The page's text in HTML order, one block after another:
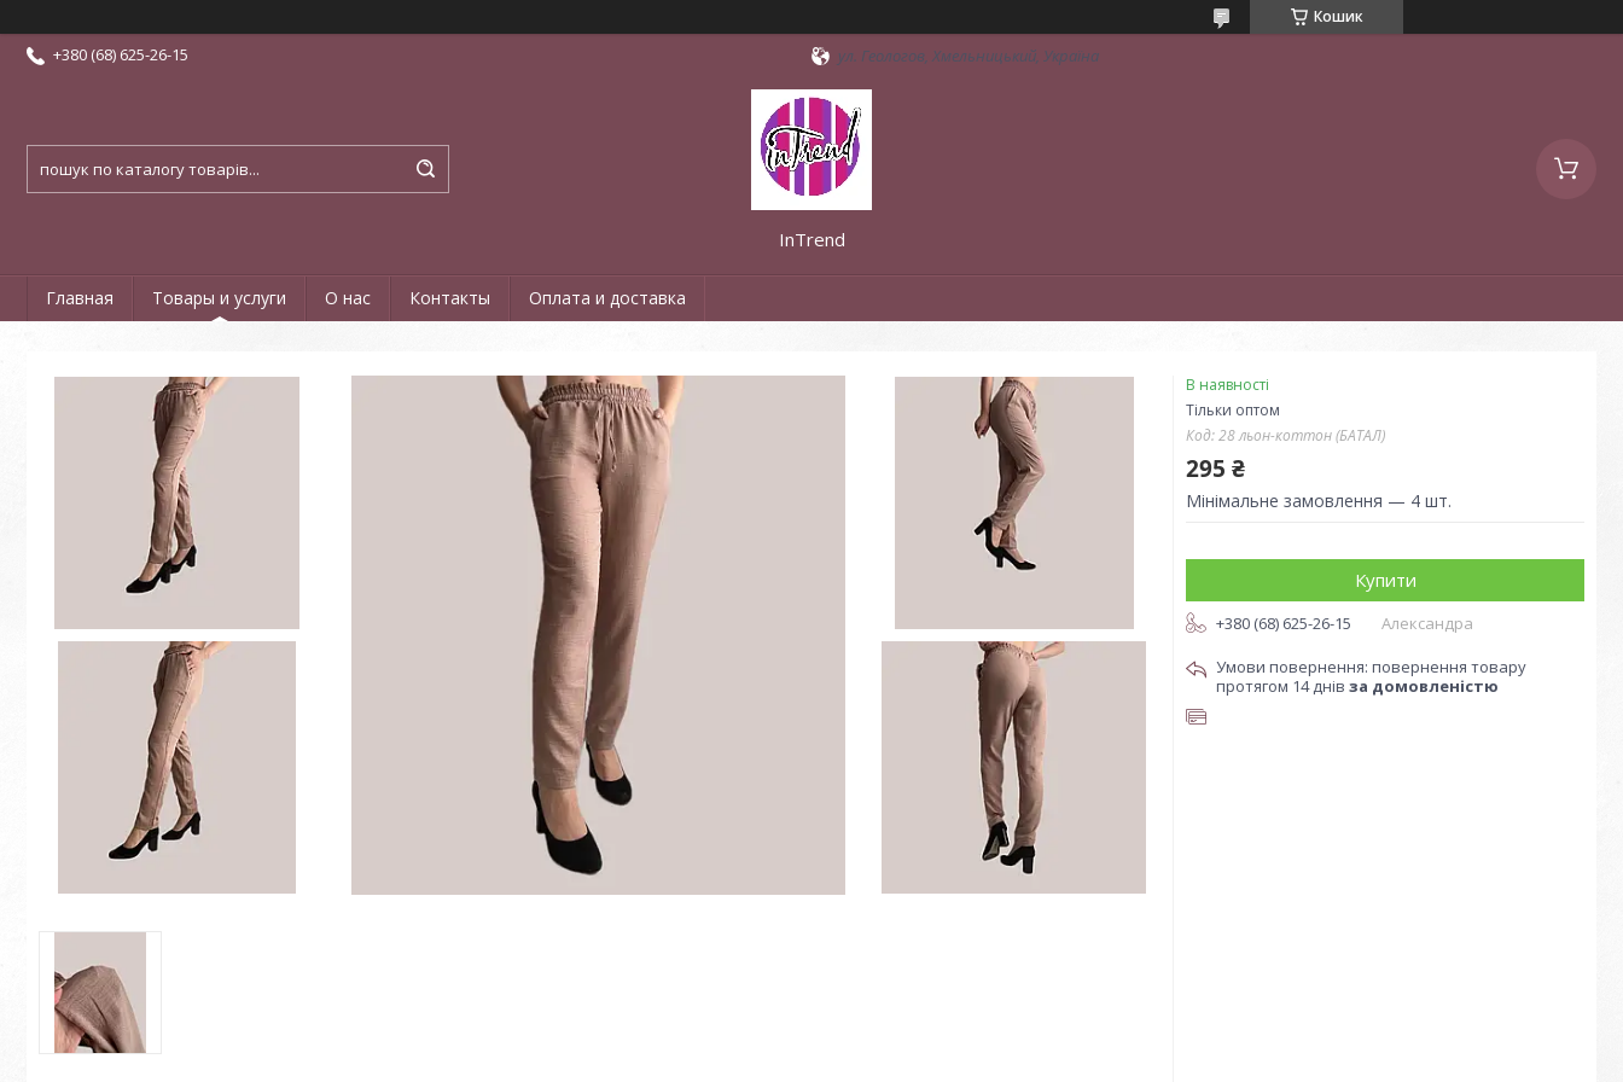
Кошик
+380 (68) 625-26-15 ул. Геологов, Хмельницький, Україна
InTrend
Главная Товары и услуги О нас Контакты Оплата и доставка
В наявності
Тільки оптом
Код:28 льон-коттон (БАТАЛ)
295 ₴
Мінімальне замовлення — 4 шт.
Купити
+380 (68) 625-26-15
Александра
повернення товару
протягом 14 днів за домовленістю